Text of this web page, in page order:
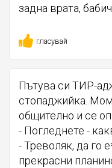
задна врата,
гласувай
Пътува си ТИР-
стопаджийка.
общително и се
- Погледнете -
- Треволяк, да го
прекрасни